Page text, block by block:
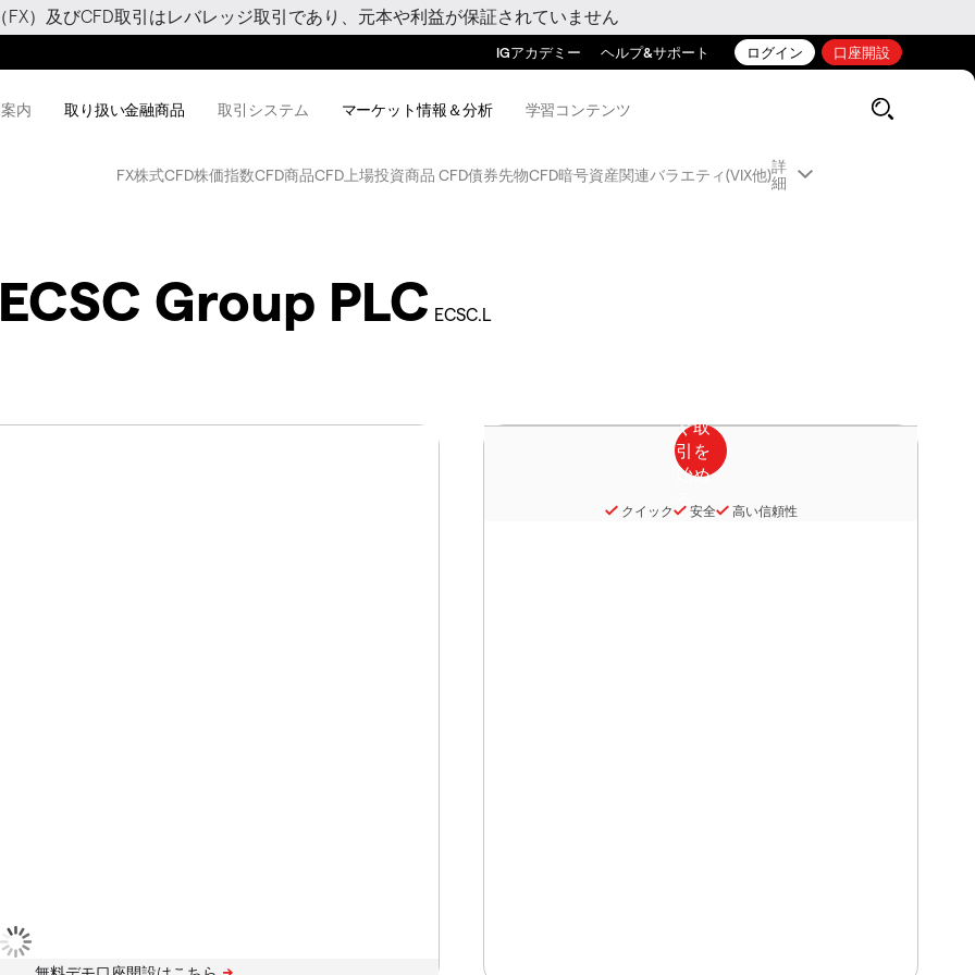
FX）及びCFD取引はレバレッジ取引であり、元本や利益が保証されていません
IGアカデミー ヘルプ&サポート ログイン 口座開設
内 取り扱い金融商品 取引システム マーケット情報＆分析 学習コンテンツ
FX株式CFD株価指数CFD商品CFD 上場投資商品 CFD債券先物CFD暗号資産関連バラエティ(VIX他)詳
細
ECSC Group PLC ECSC.L
クイック 安全 高い信頼性